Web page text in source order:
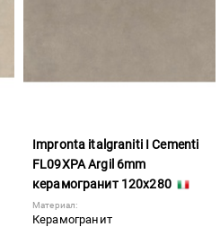
Impronta italgraniti I Cementi
FL09XPA Argil 6mm
керамогранит 120x280
Материал:
Керамогранит